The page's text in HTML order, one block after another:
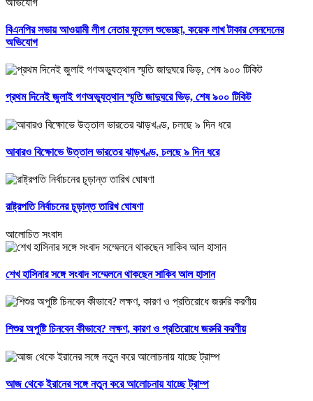
বিএনপির সভায় আওয়ামী লীগ নেতার ফুলেল শুভেচ্ছা, কয়েক লাখ টাকার লেনদেনের
অভিযোগ
প্রথম দিনেই জুলাই গণঅভ্যুত্থান স্মৃতি জাদুঘরে ভিড়, শেষ ৯০০ টিকিট
আবারও বিক্ষোভে উত্তাল ভারতের ঝাড়খণ্ড, চলছে ৯ দিন ধরে
রাষ্ট্রপতি নির্বাচনের চূড়ান্ত তারিখ ঘোষণা
আলোচিত সংবাদ
শেখ হাসিনার সঙ্গে সংবাদ সম্মেলনে থাকছেন সাকিব আল হাসান
শিশুর অপুষ্টি চিনবেন কীভাবে? লক্ষণ, কারণ ও প্রতিরোধে জরুরি করণীয়
আজ থেকে ইরানের সঙ্গে নতুন করে আলোচনায় যাচ্ছে ট্রাম্প